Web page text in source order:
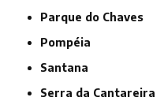
Parque do Chaves
Pompéia
Santana
Serra da Cantareira